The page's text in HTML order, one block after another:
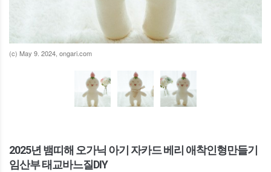
(c) May 9. 2024, ongari.com
2025년 뱀띠해 오가닉 아기 자카드 베리 애착인형만들기
임산부 태교바느질DIY